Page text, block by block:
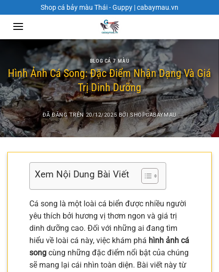
đến
dung
Shop cá bảy màu Thái - Guppy | cabaymau.vn
BLOG CÁ 7 MÀU
Hình Ảnh Cá Song: Đặc Điểm Nhận Dạng Và Giá
Trị Dinh Dưỡng
ĐÃ ĐĂNG TRÊN 20/12/2025 BỞISHOPCABAYMAU
Xem Nội Dung Bài Viết
Cá song là một loài cá biển được nhiều người
yêu thích bởi hương vị thơm ngon và giá trị
dinh dưỡng cao. Đối với những ai đang tìm
hiểu về loài cá này, việc khám phá hình ảnh cá
song cùng những đặc điểm nổi bật của chúng
sẽ mang lại cái nhìn toàn diện. Bài viết này từ